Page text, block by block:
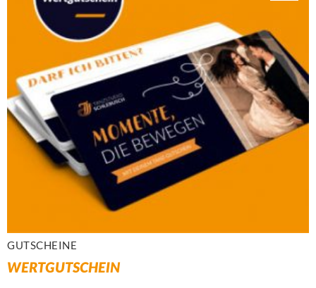
GUTSCHEINE
WERTGUTSCHEIN